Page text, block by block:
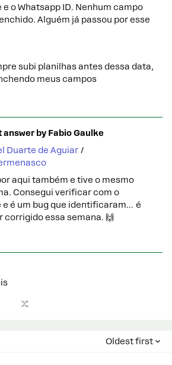
o Whatsapp ID. Nenhum campo
Alguém já passou por esse
subi planilhas antes dessa data,
meus campos
answer by Fabio Gaulke
Duarte de Aguiar / ​
aqui também e tive o mesmo
Consegui verificar com o
e é um bug que identificaram… é
corrigido essa semana. 🙌
Oldest first